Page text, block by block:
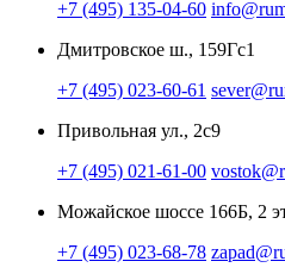
+7 (495) 135-04-60
Дмитровское ш., 159Гс1
+7 (495) 023-60-61
Привольная ул., 2с9
+7 (495) 021-61-00
Можайское шоссе 166Б, 2
+7 (495) 023-68-78